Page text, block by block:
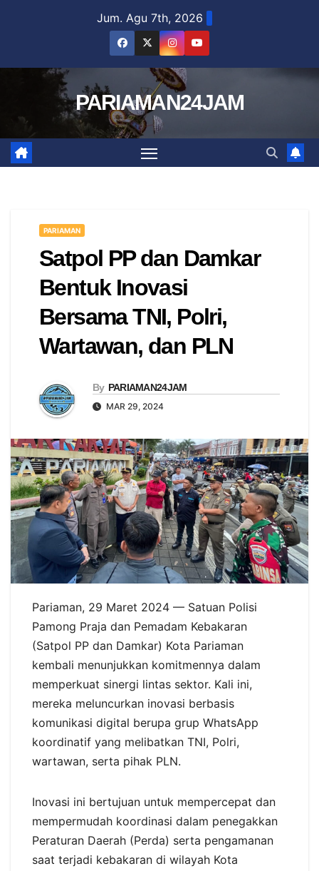
Jum. Agu 7th, 2026
PARIAMAN24JAM
PARIAMAN
Satpol PP dan Damkar
Bentuk Inovasi
Bersama TNI, Polri,
Wartawan, dan PLN
By PARIAMAN24JAM
MAR 29, 2024
Pariaman, 29 Maret 2024 — Satuan Polisi
Pamong Praja dan Pemadam Kebakaran
(Satpol PP dan Damkar) Kota Pariaman
kembali menunjukkan komitmennya dalam
memperkuat sinergi lintas sektor. Kali ini,
mereka meluncurkan inovasi berbasis
komunikasi digital berupa grup WhatsApp
koordinatif yang melibatkan TNI, Polri,
wartawan, serta pihak PLN.
Inovasi ini bertujuan untuk mempercepat dan
mempermudah koordinasi dalam penegakkan
Peraturan Daerah (Perda) serta pengamanan
saat terjadi kebakaran di wilayah Kota